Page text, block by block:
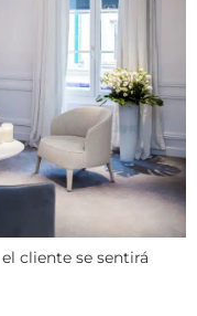
cliente se sentirá